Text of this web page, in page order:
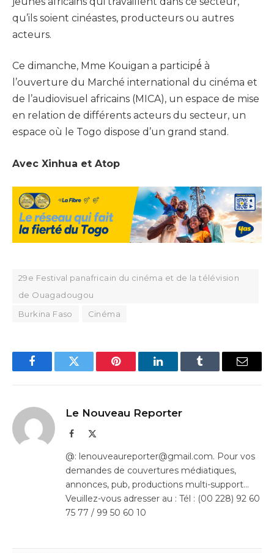
qu’ils soient cinéastes, producteurs ou autres
acteurs.
Ce dimanche, Mme Kouigan a participé́ à
l’ouverture du Marché international du cinéma et
de l’audiovisuel africains (MICA), un espace de mise
en relation de différents acteurs du secteur, un
espace où le Togo dispose d’un grand stand.
Avec Xinhua et Atop
29e Festival panafricain du cinéma et de la télévision
de Ouagadougou
Burkina Faso
Cinéma
FacebookTwitter Pinterest LinkedInTumblr Email
Le Nouveau Reporter
Facebook
@: lenouveaureporter@gmail.com. Pour vos
demandes de couvertures médiatiques,
annonces, pub, productions multi-support…
Veuillez-vous adresser au : Tél : (00 228) 92 60
75 77 / 99 50 60 10